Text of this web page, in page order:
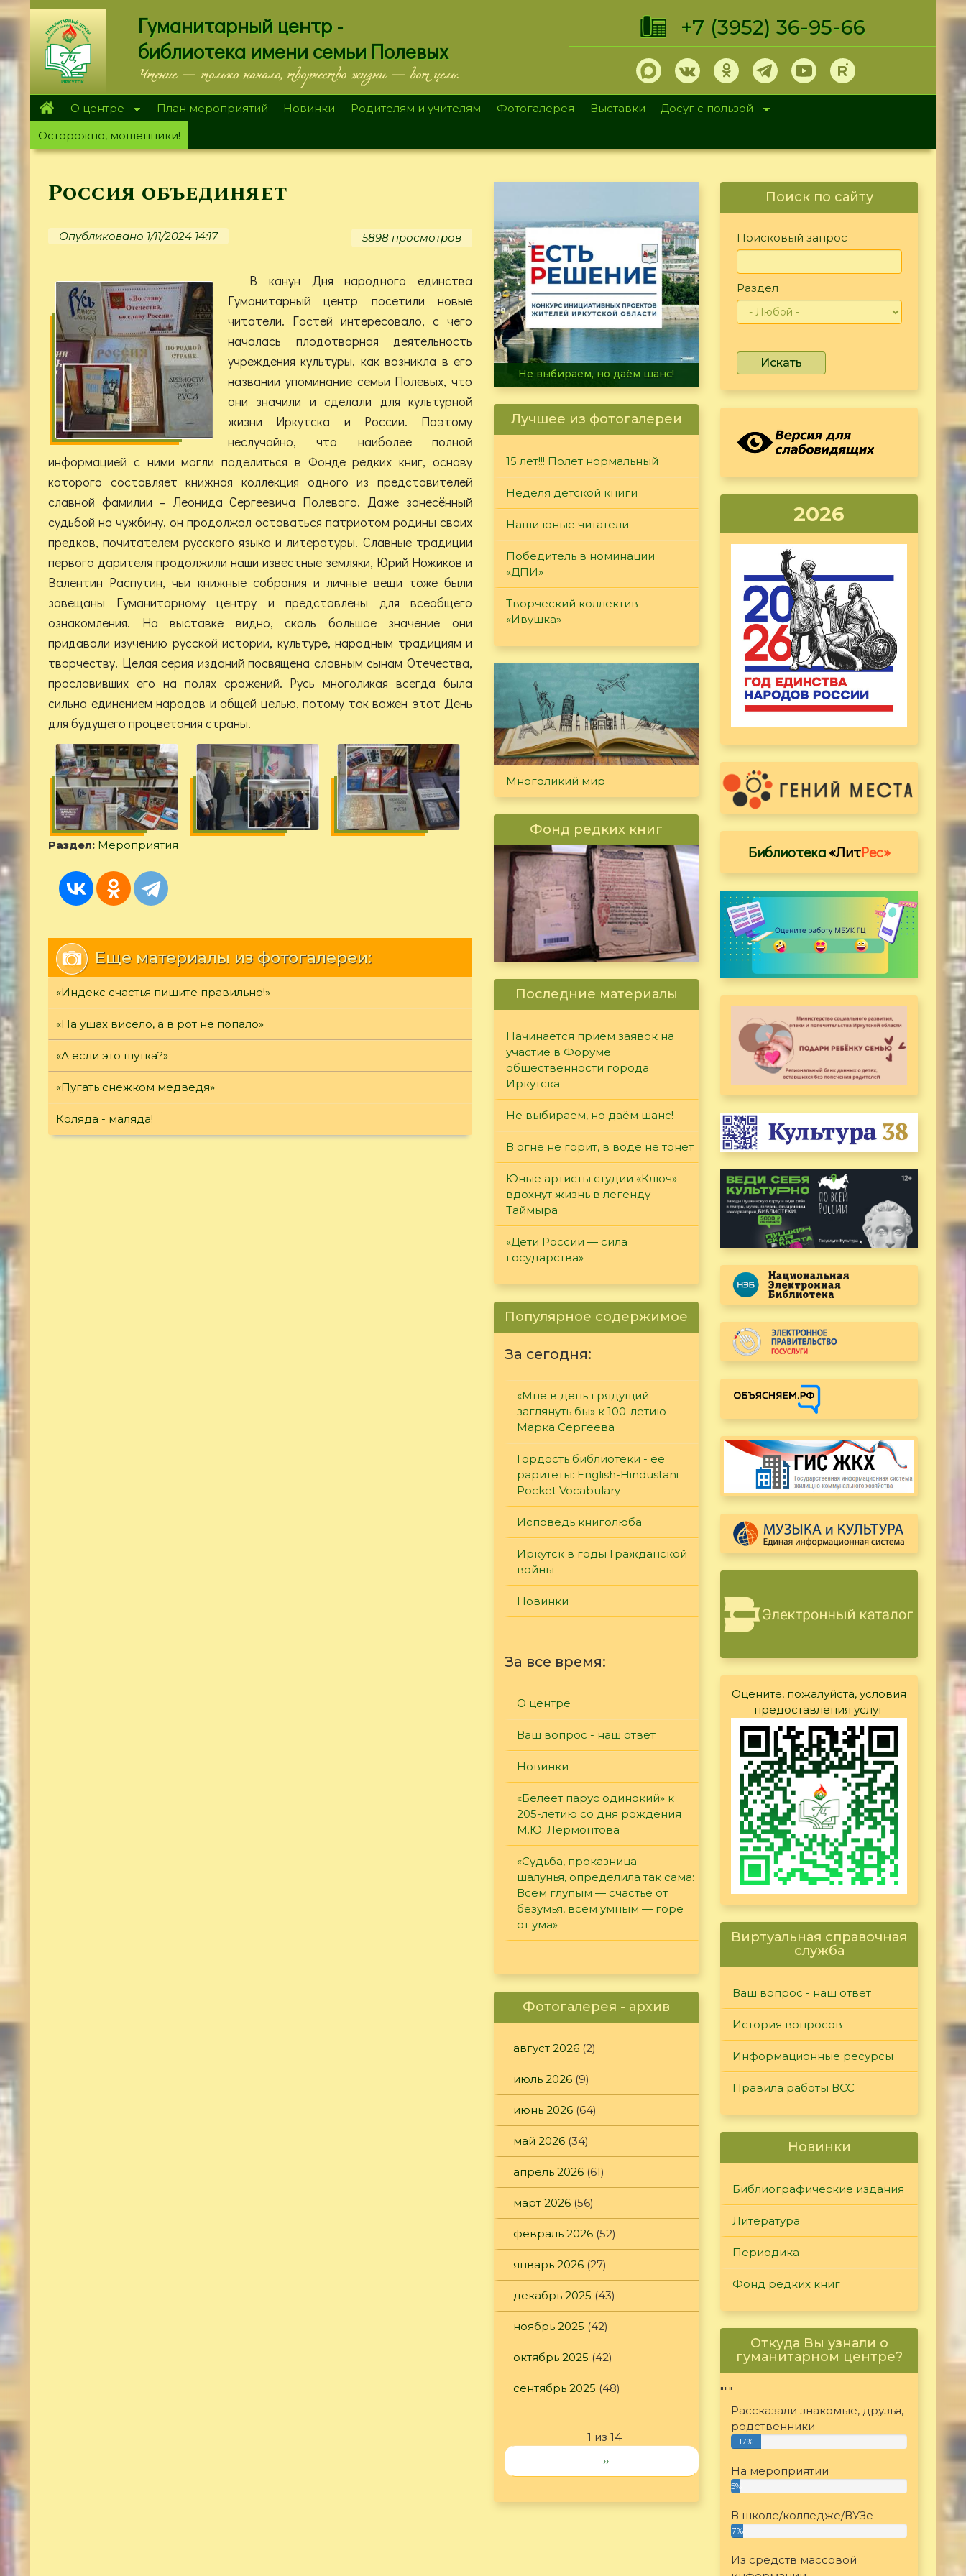
Перейти
к
основному
содержанию
Гуманитарный центр -
библиотека имени семьи Полевых
Чтение — только начало, творчество жизни — вот цель.
+7 (3952) 36-95-66
О центре План мероприятий Новинки Родителям и учителям Фотогалерея Выставки
Досуг с пользой
Осторожно, мошенники!
Россия объединяет
Опубликовано 1/11/2024 14:17 5898 просмотров
В канун Дня народного единства
Гуманитарный центр посетили новые
читатели. Гостей интересовало, с чего
началась плодотворная деятельность
учреждения культуры, как возникла в его
названии упоминание семьи Полевых, что
они значили и сделали для культурной
жизни Иркутска и России. Поэтому
неслучайно, что наиболее полной
информацией с ними могли поделиться в Фонде редких книг, основу
которого составляет книжная коллекция одного из представителей
славной фамилии – Леонида Сергеевича Полевого. Даже занесённый
судьбой на чужбину, он продолжал оставаться патриотом родины своих
предков, почитателем русского языка и литературы. Славные традиции
первого дарителя продолжили наши известные земляки, Юрий Ножиков и
Валентин Распутин, чьи книжные собрания и личные вещи тоже были
завещаны Гуманитарному центру и представлены для всеобщего
ознакомления. На выставке видно, сколь большое значение они
придавали изучению русской истории, культуре, народным традициям и
творчеству. Целая серия изданий посвящена славным сынам Отечества,
прославивших его на полях сражений. Русь многоликая всегда была
сильна единением народов и общей целью, потому так важен этот День
для будущего процветания страны.
Раздел: Мероприятия
Еще материалы из фотогалереи:
«Индекс счастья пишите правильно!»
«На ушах висело, а в рот не попало»
«А если это шутка?»
«Пугать снежком медведя»
Коляда - маляда!
В огне не горит, в воде не тонет
Лучшее из фотогалереи
15 лет!!! Полет нормальный
Неделя детской книги
Наши юные читатели
Победитель в номинации
«ДПИ»
Творческий коллектив
«Ивушка»
Многоликий мир
Фонд редких книг
Последние материалы
Начинается прием заявок на
участие в Форуме
общественности города
Иркутска
Не выбираем, но даём шанс!
В огне не горит, в воде не тонет
Юные артисты студии «Ключ»
вдохнут жизнь в легенду
Таймыра
«Дети России — сила
государства»
Популярное содержимое
За сегодня:
«Мне в день грядущий
заглянуть бы» к 100-летию
Марка Сергеева
Гордость библиотеки - её
раритеты: English-Hindustani
Pocket Vocabulary
Исповедь книголюба
Иркутск в годы Гражданской
войны
Новинки
За все время:
О центре
Ваш вопрос - наш ответ
Новинки
«Белеет парус одинокий» к
205-летию со дня рождения
М.Ю. Лермонтова
«Судьба, проказница —
шалунья, определила так сама:
Всем глупым — счастье от
безумья, всем умным — горе
от ума»
Фотогалерея - архив
август 2026 (2)
июль 2026 (9)
июнь 2026 (64)
май 2026 (34)
апрель 2026 (61)
март 2026 (56)
февраль 2026 (52)
январь 2026 (27)
декабрь 2025 (43)
ноябрь 2025 (42)
октябрь 2025 (42)
сентябрь 2025 (48)
1 из 14
››
Поиск по сайту
Поисковый запрос
Раздел
Искать
2026
Библиотека«ЛитРес»
Оцените, пожалуйста, условия
предоставления услуг
Виртуальная справочная
служба
Ваш вопрос - наш ответ
История вопросов
Информационные ресурсы
Правила работы ВСС
Новинки
Библиографические издания
Литература
Периодика
Фонд редких книг
Откуда Вы узнали о
гуманитарном центре?
"""
Рассказали знакомые, друзья,
родственники
17%
На мероприятии
5%
В школе/колледже/ВУЗе
7%
Из средств массовой